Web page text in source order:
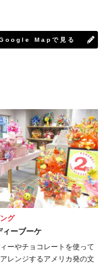
Mapで見る
グ
ィーブーケ
ーやチョコレートを使って
レンジするアメリカ発の文